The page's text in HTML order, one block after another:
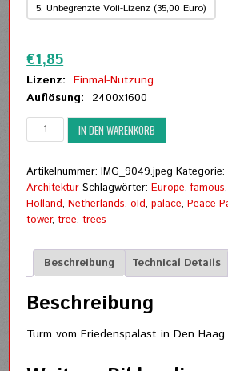
5. Unbegrenzte Voll-Lizenz (35,00 Euro)
€1,85
Lizenz: Einmal-Nutzung
Auflösung: 2400x1600
Turm
vom
Menge
IN DEN WARENKORB
Artikelnummer:IMG_9049.jpeg Kategorie:
Architektur Schlagwörter:Europe,famous
Holland,Netherlands,old,palace,Peace
tower,tree,trees
Beschreibung Technical Details
Beschreibung
Turm vom Friedenspalast in Den Haag